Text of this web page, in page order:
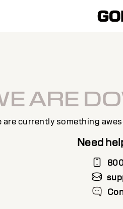
ARE
are currently something
Need